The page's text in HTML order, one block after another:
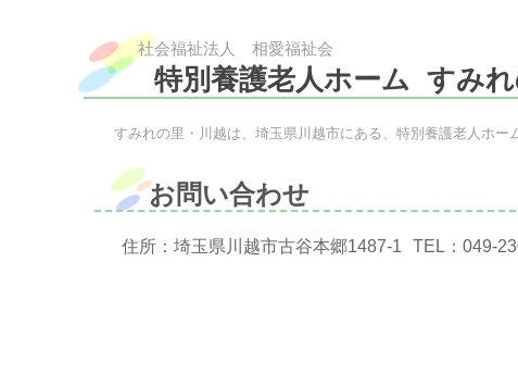
社会福祉法人 相愛福祉会
特別養護老人ホーム すみ
すみれの里・川越は、埼玉県川越市にある、特別養護老人ホー
お問い合わせ
住所：埼玉県川越市古谷本郷1487-1 TEL： 049-